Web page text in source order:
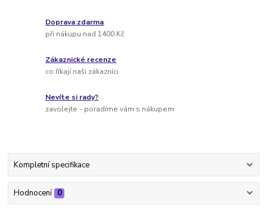
Doprava zdarma
při nákupu nad 1400 Kč
Zákaznické recenze
co říkají naši zákazníci
Nevíte si rady?
zavolejte - poradíme vám s nákupem
Kompletní specifikace
Hodnocení 0